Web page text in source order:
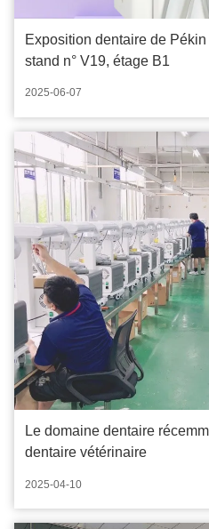
Exposition dentaire de
stand n° V19, étage B1
2025-06-07
Le domaine dentaire
dentaire vétérinaire
2025-04-10